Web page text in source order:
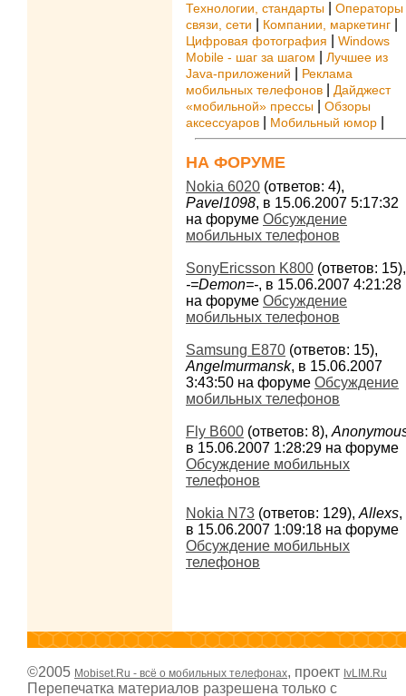
Технологии, стандарты
Операторы
связи, сети
Компании, маркетинг
Цифровая фотография
Windows
Mobile - шаг за шагом
Лучшее из
Java-приложений
Реклама
мобильных телефонов
Дайджест
«мобильной» прессы
Обзоры
аксессуаров
Мобильный юмор
НА ФОРУМЕ
Nokia 6020 (ответов: 4),
Pavel1098, в 15.06.2007 5:17:32
на форуме Обсуждение
мобильных телефонов
SonyEricsson K800 (ответов: 15),
-=Demon=-, в 15.06.2007 4:21:28
на форуме Обсуждение
мобильных телефонов
Samsung E870 (ответов: 15),
Angelmurmansk, в 15.06.2007
3:43:50 на форуме Обсуждение
мобильных телефонов
Fly B600 (ответов: 8),
в 15.06.2007 1:28:29 на форуме
Обсуждение мобильных
телефонов
Nokia N73 (ответов: 129), Allexs,
в 15.06.2007 1:09:18 на форуме
Обсуждение мобильных
телефонов
©2005 Mobiset.Ru - всё о мобильных телефонах, проект IvLIM.Ru
Перепечатка материалов разрешена только с